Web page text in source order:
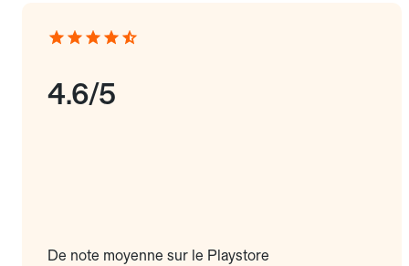
4.6/5
De note moyenne sur le Playstore